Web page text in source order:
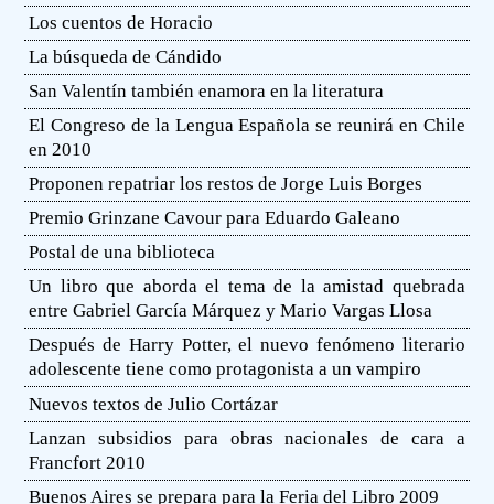
Los cuentos de Horacio
La búsqueda de Cándido
San Valentín también enamora en la literatura
El Congreso de la Lengua Española se reunirá en Chile
en 2010
Proponen repatriar los restos de Jorge Luis Borges
Premio Grinzane Cavour para Eduardo Galeano
Postal de una biblioteca
Un libro que aborda el tema de la amistad quebrada
entre Gabriel García Márquez y Mario Vargas Llosa
Después de Harry Potter, el nuevo fenómeno literario
adolescente tiene como protagonista a un vampiro
Nuevos textos de Julio Cortázar
Lanzan subsidios para obras nacionales de cara a
Francfort 2010
Buenos Aires se prepara para la Feria del Libro 2009